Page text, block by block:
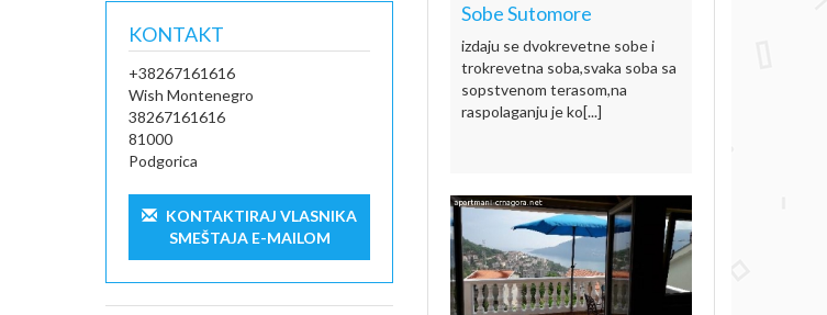
KONTAKT
+38267161616
Wish Montenegro
38267161616
81000
Podgorica
KONTAKTIRAJ VLASNIKA
SMEŠTAJA E-MAILOM
Sobe Sutomore
izdaju se dvokrevetne sobe i
trokrevetna soba,svaka soba sa
sopstvenom terasom,na
raspolaganju je ko[...]